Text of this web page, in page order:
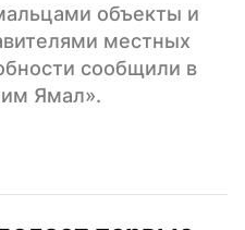
объекты и
местных
сообщили в
Ямал».